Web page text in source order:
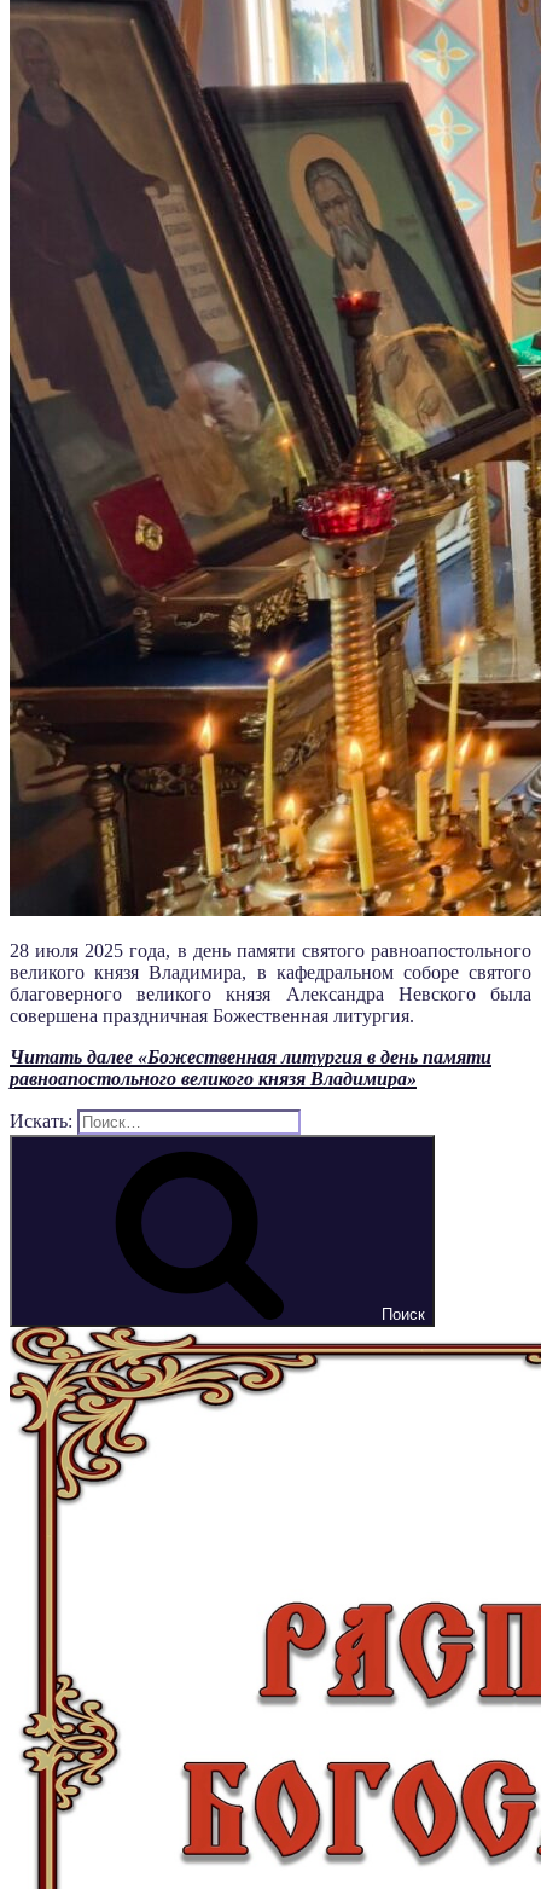
28 июля 2025 года, в день памяти святого равноапостольного
великого князя Владимира, в кафедральном соборе святого
благоверного великого князя Александра Невского была
совершена праздничная Божественная литургия.
Читать далее «Божественная литургия в день памяти
равноапостольного великого князя Владимира»
Искать:
Поиск